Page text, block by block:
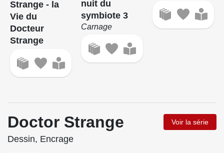
Strange - la
Vie du
Docteur
Strange
nuit du
symbiote 3
Carnage
Doctor Strange Voir la série
Dessin, Encrage